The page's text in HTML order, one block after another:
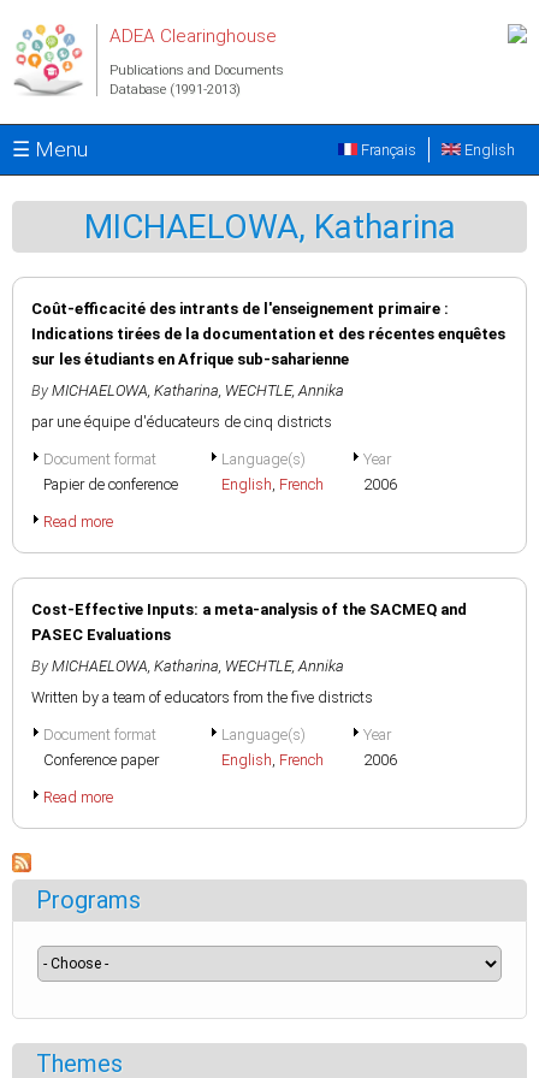
ADEA Clearinghouse
Publications and Documents
Database (1991-2013)
☰ Menu English
Français
MICHAELOWA, Katharina
Coût-efficacité des intrants de l'enseignement primaire :
Indications tirées de la documentation et des récentes enquêtes
sur les étudiants en Afrique sub-saharienne
By MICHAELOWA, Katharina, WECHTLE, Annika
par une équipe d'éducateurs de cinq districts
Document format
Papier de conference
Language(s)
English, French
Year
2006
Read more
Cost-Effective Inputs: a meta-analysis of the SACMEQ and
PASEC Evaluations
By MICHAELOWA, Katharina, WECHTLE, Annika
Written by a team of educators from the five districts
Document format
Conference paper
Language(s)
English, French
Year
2006
Read more
Programs
Themes